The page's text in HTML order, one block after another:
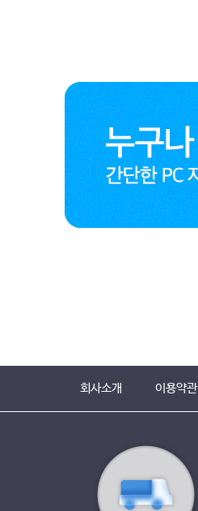
회사소개 이용약관